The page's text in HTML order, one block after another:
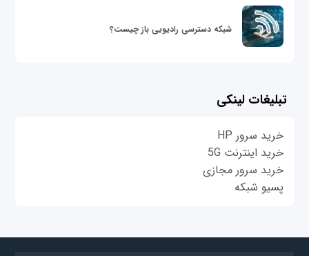
شبکه دسترسی رادیویی باز چیست؟
تبلیغات لینکی
خرید سرور HP
خرید اینترنت 5G
خرید سرور مجازی
پسیو شبکه